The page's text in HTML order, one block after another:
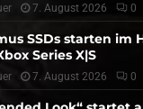
7. August 2026 0
SSDs starten im
Series X|S
7. August 2026 0